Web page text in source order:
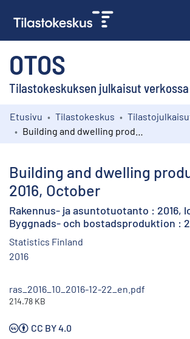
OTOS
Tilastokeskuksen julkaisut verkossa
Kokoelmat
Etusivu Tilastokeskus
Building and dwelling
2016, October
Rakennus- ja asuntotuotanto : 2016,
Byggnads- och bostadsproduktion :
Statistics Finland
2016
ras_2016_10_2016-12-22_en.pdf
214.78 KB
CC BY 4.0